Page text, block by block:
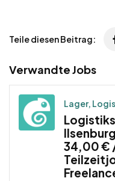
Teile diesen Beitrag:
Verwandte Jobs
Lager,
34,00 €